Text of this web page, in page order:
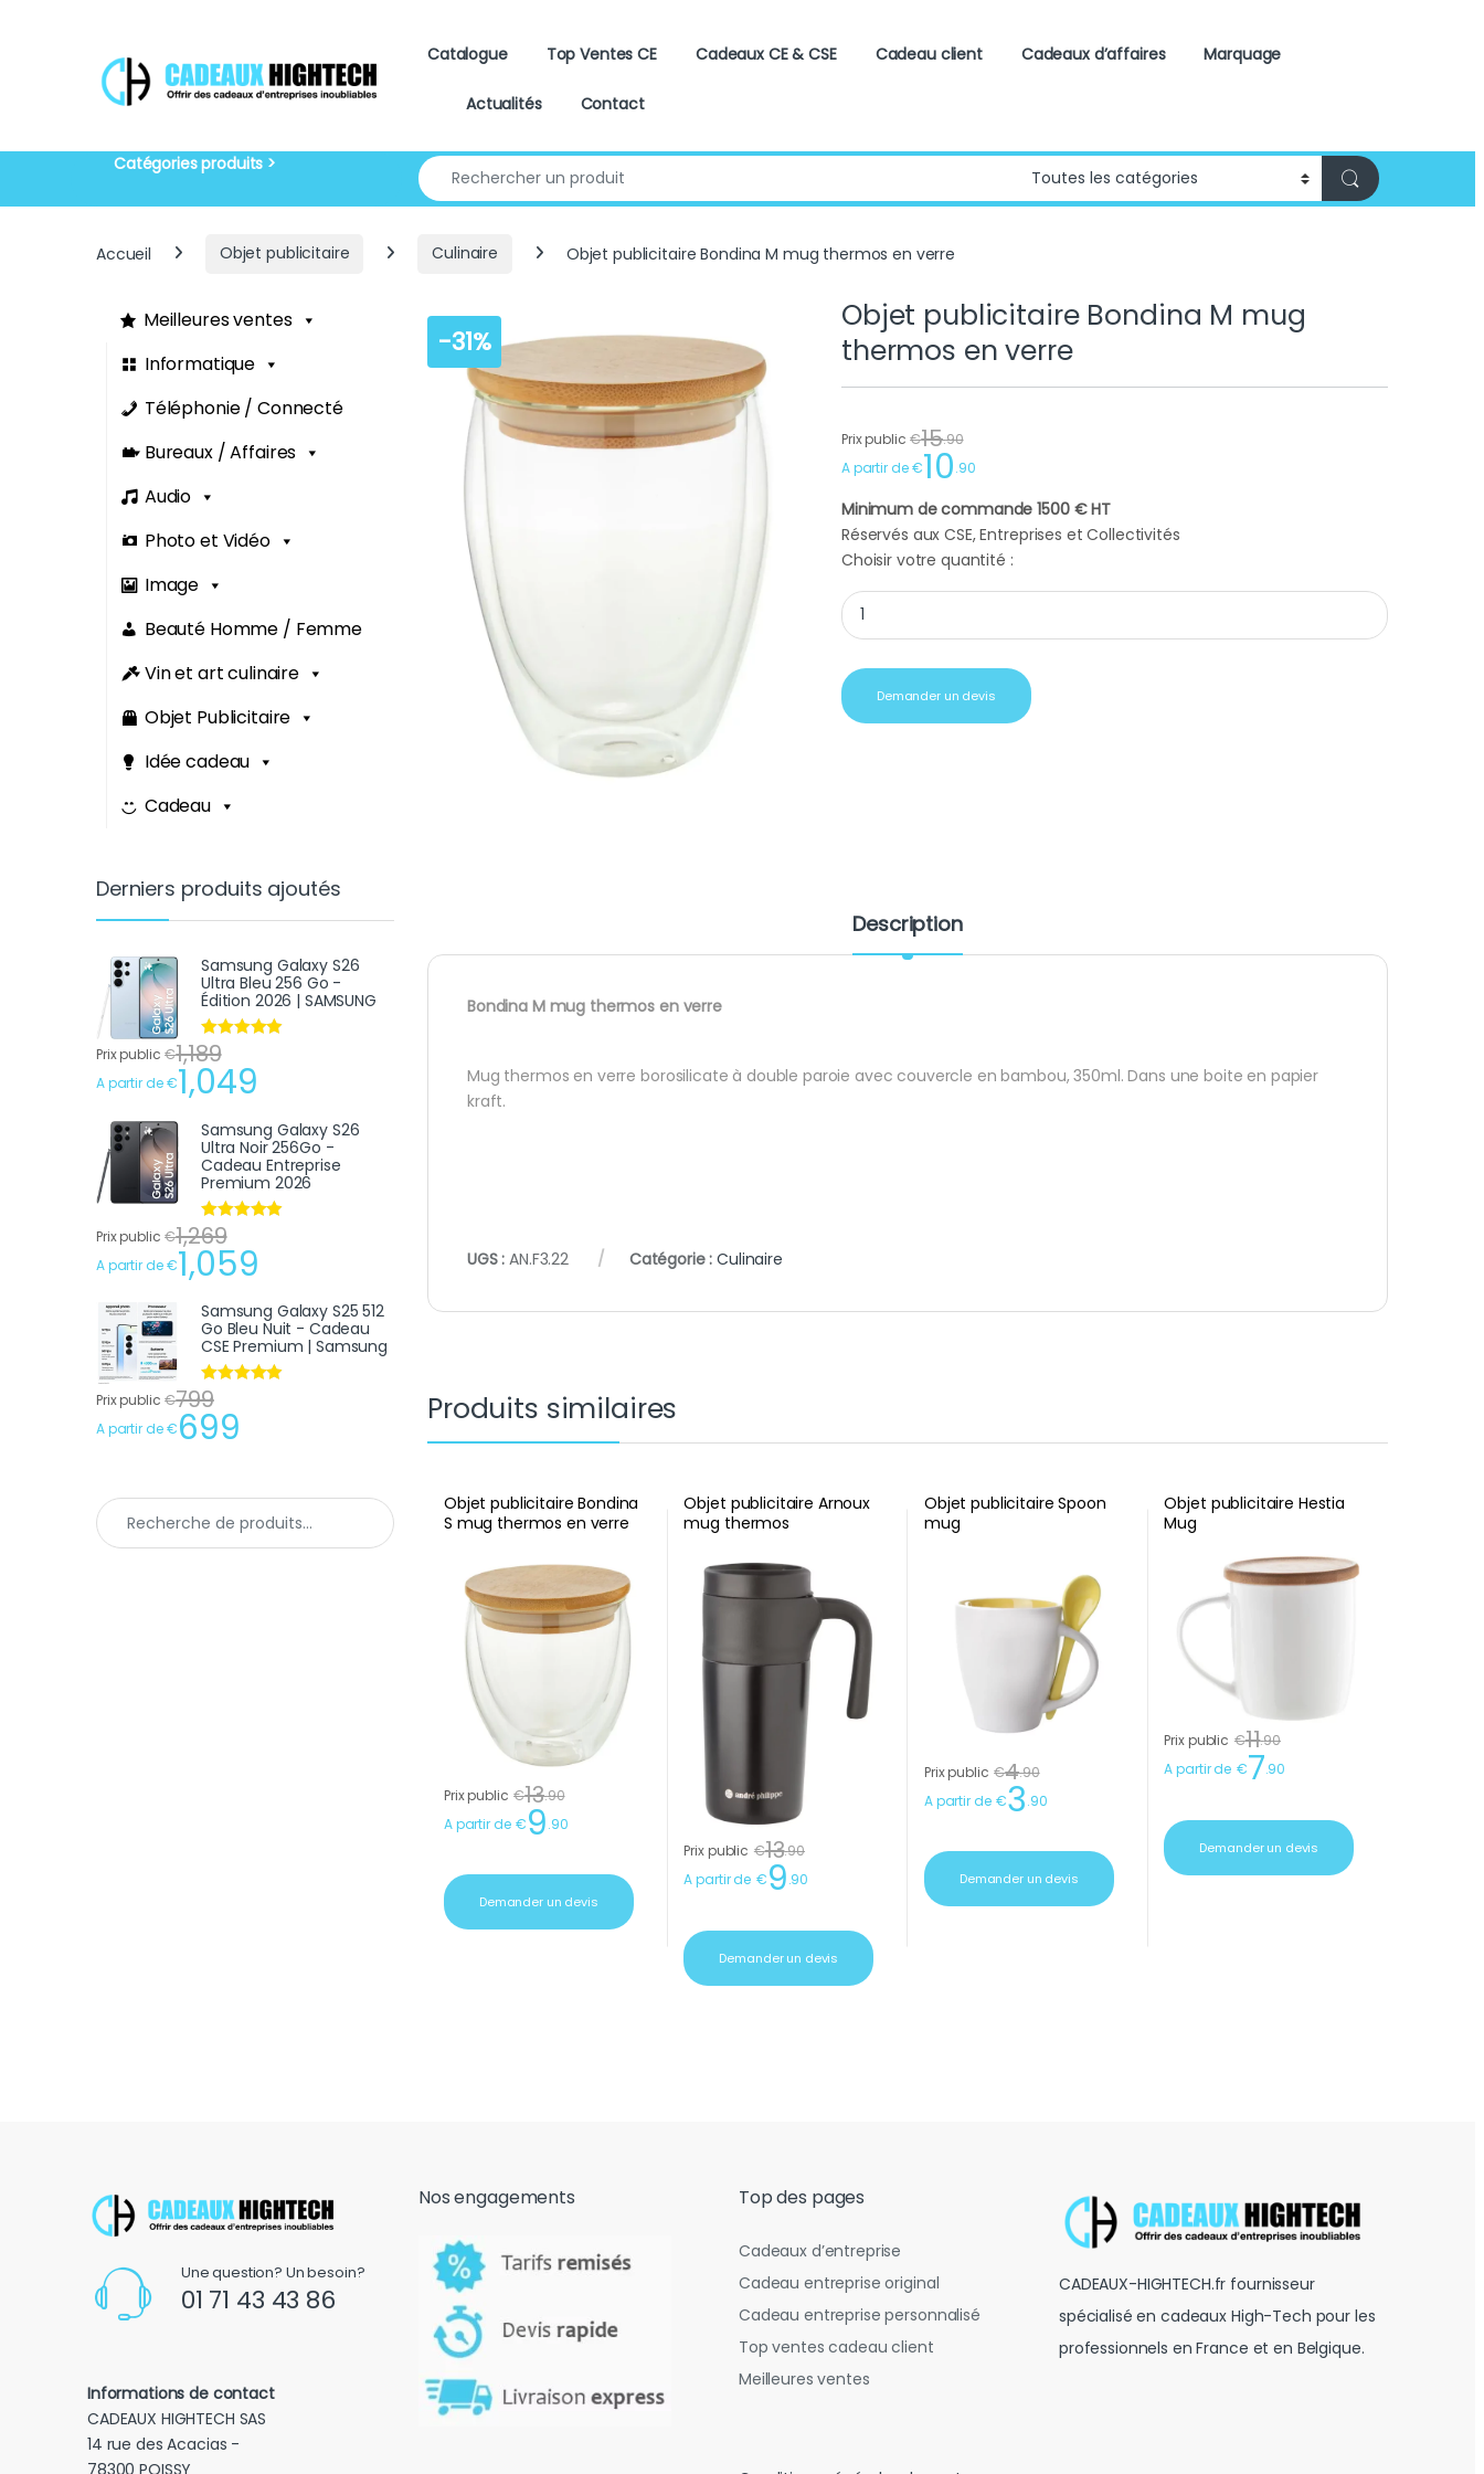
Catalogue
Top Ventes CE Cadeaux CE & CSE Cadeau client Cadeaux d’affaires Marquage
Actualités Contact
Search for:
Accueil Objet publicitaire Culinaire Objet publicitaire Bondina M mug thermos en verre
-31%
Objet publicitaire Bondina M mug
thermos en verre
Prix public €15.90
A partir de €10.90
Minimum de commande 1500 € HT
Réservés aux CSE, Entreprises et Collectivités
Choisir votre quantité :
Objet publicitaire Bondina M mug thermos en verre quantity
Demander un devis
Description
Bondina M mug thermos en verre
Mug thermos en verre borosilicate à double paroie avec couvercle en bambou, 350ml. Dans une boite en papier
kraft.
UGS :AN.F3.22 Catégorie :Culinaire
Produits similaires
Objet publicitaire Bondina
S mug thermos en verre
Prix public €13.90
A partir de €9.90
Demander un devis
Objet publicitaire Arnoux
mug thermos
Prix public €13.90
A partir de €9.90
Demander un devis
Objet publicitaire Spoon
mug
Prix public €4.90
A partir de €3.90
Demander un devis
Objet publicitaire Hestia
Mug
Prix public €11.90
A partir de €7.90
Demander un devis
Meilleures ventes
Informatique
Téléphonie / Connecté
Bureaux / Affaires
Audio
Photo et Vidéo
Image
Beauté Homme / Femme
Vin et art culinaire
Objet Publicitaire
Idée cadeau
Cadeau
Derniers produits ajoutés
Samsung Galaxy S26
Ultra Bleu 256 Go -
Édition 2026 | SAMSUNG
Note
sur 5
Prix public €1,189
A partir de €1,049
Samsung Galaxy S26
Ultra Noir 256Go -
Cadeau Entreprise
Premium 2026
Note
sur 5
Prix public €1,269
A partir de €1,059
Samsung Galaxy S25 512
Go Bleu Nuit - Cadeau
CSE Premium | Samsung
Note
sur 5
Prix public €799
A partir de €699
Recherche pour :
Une question? Un besoin?
01 71 43 43 86
Informations de contact
CADEAUX HIGHTECH SAS
14 rue des Acacias -
78300 POISSY
Nos engagements Top des pages
Cadeaux d’entreprise
Cadeau entreprise original
Cadeau entreprise personnalisé
Top ventes cadeau client
Meilleures ventes
CADEAUX-HIGHTECH.fr fournisseur
spécialisé en cadeaux High-Tech pour les
professionnels en France et en Belgique.